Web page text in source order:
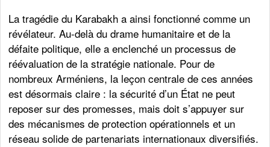
La tragédie du Karabakh a ainsi fonctionné comme un
révélateur. Au-delà du drame humanitaire et de la
défaite politique, elle a enclenché un processus de
réévaluation de la stratégie nationale. Pour de
nombreux Arméniens, la leçon centrale de ces années
est désormais claire : la sécurité d’un État ne peut
reposer sur des promesses, mais doit s’appuyer sur
des mécanismes de protection opérationnels et un
réseau solide de partenariats internationaux diversifiés.